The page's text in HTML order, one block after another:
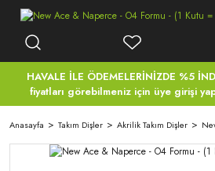
HAVALE İLE ÖDEMELERİNİZDE %5
fiyatları görebilmeniz için üye girişi
Anasayfa Takım Dişler Akrilik Takım Dişler